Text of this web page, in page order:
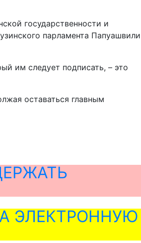
государственности и
парламента Папуашвили
им следует подписать, – это
оставаться главным
ЭЛЕКТРОННУЮ